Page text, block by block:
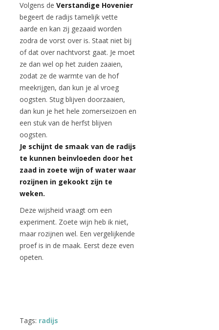
Volgens de Verstandige Hovenier
begeert de radijs tamelijk vette
aarde en kan zij gezaaid worden
zodra de vorst over is. Staat niet bij
of dat over nachtvorst gaat. Je moet
ze dan wel op het zuiden zaaien,
zodat ze de warmte van de hof
meekrijgen, dan kun je al vroeg
oogsten. Stug blijven doorzaaien,
dan kun je het hele zomerseizoen en
een stuk van de herfst blijven
oogsten.
Je schijnt de smaak van de radijs
te kunnen beinvloeden door het
zaad in zoete wijn of water waar
rozijnen in gekookt zijn te
weken.
Deze wijsheid vraagt om een
experiment. Zoete wijn heb ik niet,
maar rozijnen wel. Een vergelijkende
proef is in de maak. Eerst deze even
opeten.
Tags: radijs